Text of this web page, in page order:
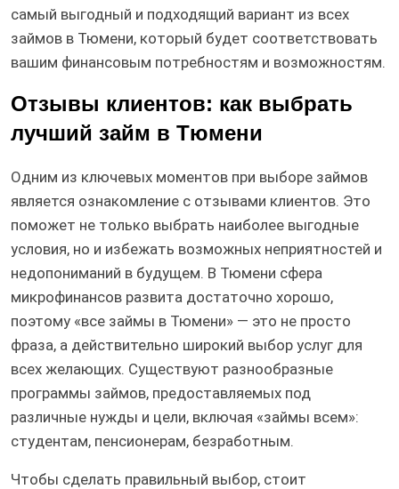
самый выгодный и подходящий вариант из всех
займов в Тюмени, который будет соответствовать
вашим финансовым потребностям и возможностям.
Отзывы клиентов: как выбрать
лучший займ в Тюмени
Одним из ключевых моментов при выборе займов
является ознакомление с отзывами клиентов. Это
поможет не только выбрать наиболее выгодные
условия, но и избежать возможных неприятностей и
недопониманий в будущем. В Тюмени сфера
микрофинансов развита достаточно хорошо,
поэтому «все займы в Тюмени» — это не просто
фраза, а действительно широкий выбор услуг для
всех желающих. Существуют разнообразные
программы займов, предоставляемых под
различные нужды и цели, включая «займы всем»:
студентам, пенсионерам, безработным.
Чтобы сделать правильный выбор, стоит